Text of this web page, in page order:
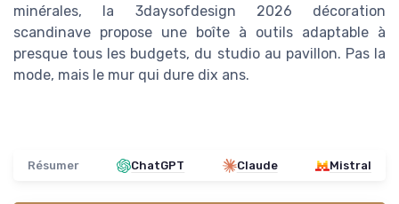
minérales, la 3daysofdesign 2026 décoration
scandinave propose une boîte à outils adaptable à
presque tous les budgets, du studio au pavillon. Pas la
mode, mais le mur qui dure dix ans.
Résumer ChatGPT Claude Mistral